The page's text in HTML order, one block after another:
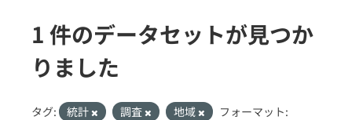
1 件のデータセットが見つか
りました
タグ: 統計 調査 地域
フォーマット: